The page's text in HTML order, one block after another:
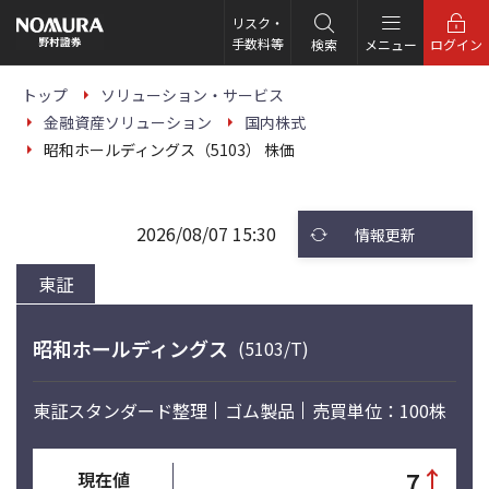
の
ー
リスク・
手数料等
検索 メニュー ログイン
トップ
ソリューション・サービス
金融資産ソリューション
国内株式
昭和ホールディングス（5103） 株価
東証
2026/08/07 15:30 情報更新
昭和ホールディングス (5103/T)
東証スタンダード整理 ゴム製品 売買単位：100株
現在値 ↑